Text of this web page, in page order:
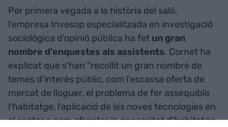
Per primera vegada a la història del saló,
l'empresa Invesop especialitzada en investigació
sociològica d'opinió pública ha fet un gran
nombre d'enquestes als assistents. Cornet ha
explicat que s'han "recollit un gran nombre de
temes d'interès públic, com l'escassa oferta de
mercat de lloguer, el problema de fer assequible
l'habitatge, l'aplicació de les noves tecnologies en
el sector o com afrontar la necessitat d'habitatge